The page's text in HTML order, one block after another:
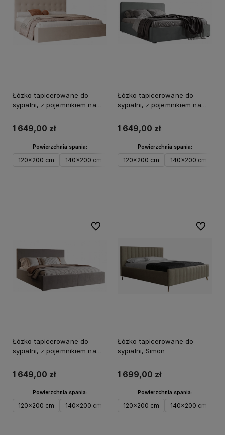
Łózko tapicerowane do
sypialni, z pojemnikiem na
1 649,00 zł
Powierzchnia spania:
120x200 cm 140x200 cm 160x200 cm 180x200 cm
Łózko tapicerowane do
sypialni, z pojemnikiem na
1 649,00 zł
Powierzchnia spania:
120x200 cm 140x200 cm
Łózko tapicerowane do
sypialni, z pojemnikiem na
1 649,00 zł
Powierzchnia spania:
120x200 cm 140x200 cm 160x200 cm 180x200 cm
Do ulubionych
Łózko tapicerowane do
sypialni, Simon
1 699,00 zł
Powierzchnia spania:
120x200 cm 140x200 cm
Do